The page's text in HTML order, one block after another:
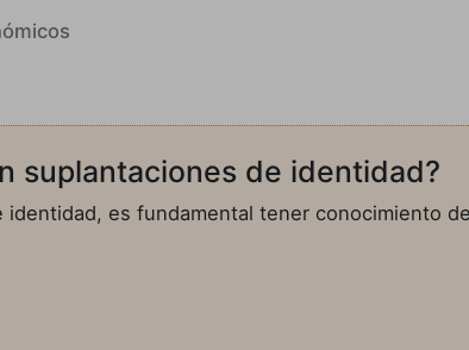
suplantaciones de identidad?
es fundamental tener conocimiento